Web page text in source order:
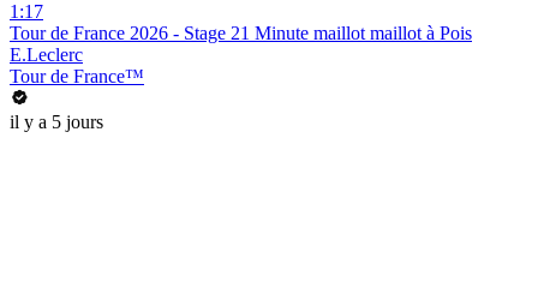
1:17
Tour de France 2026 - Stage 21 Minute maillot maillot à Pois
E.Leclerc
Tour de France™
il y a 5 jours